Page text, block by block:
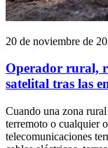
20 de noviembre de
Operador rural,
satelital tras las
Cuando una zona
terremoto o cualquier
telecomunicaciones